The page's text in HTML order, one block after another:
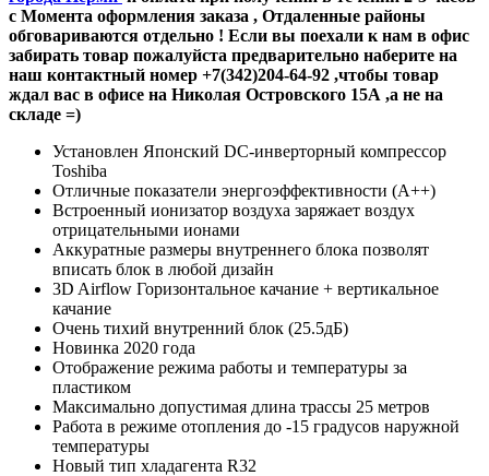
с Момента оформления заказа , Отдаленные районы
обговариваются отдельно ! Если вы поехали к нам в офис
забирать товар пожалуйста предварительно наберите на
наш контактный номер +7(342)204-64-92 ,чтобы товар
ждал вас в офисе на Николая Островского 15А ,а не на
складе =)
Установлен Японский DC-инверторный компрессор
Toshiba
Отличные показатели энергоэффективности (А++)
Встроенный ионизатор воздуха заряжает воздух
отрицательными ионами
Аккуратные размеры внутреннего блока позволят
вписать блок в любой дизайн
3D Airflow Горизонтальное качание + вертикальное
качание
Очень тихий внутренний блок (25.5дБ)
Новинка 2020 года
Отображение режима работы и температуры за
пластиком
Максимально допустимая длина трассы 25 метров
Работа в режиме отопления до -15 градусов наружной
температуры
Новый тип хладагента R32